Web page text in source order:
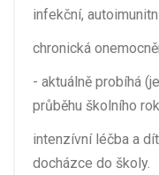
infekční,
chronická
- aktuálně probíhá
průběhu školního
intenzívní léčba a
docházce do školy.